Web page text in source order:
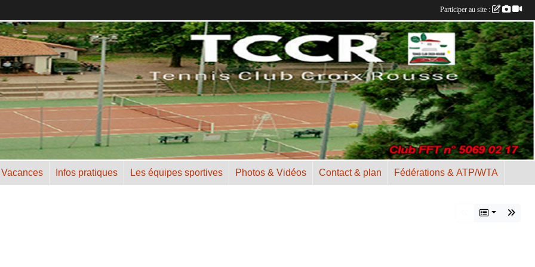
Infos pratiques Les équipes sportives Photos & Vidéos Contact & plan Fédérations & ATP/WTA
Participer au site :